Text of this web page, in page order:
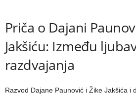
Priča o Dajani
Jakšiću: Između
razdvajanja
Razvod Dajane Paunović i Žike Jakšića i